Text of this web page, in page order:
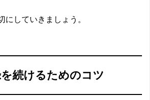
にしていきましょう。
を続けるためのコツ